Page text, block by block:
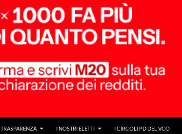
TRASPARENZA I NOSTRI ELETTI I CIRCOLI PD DEL VCO